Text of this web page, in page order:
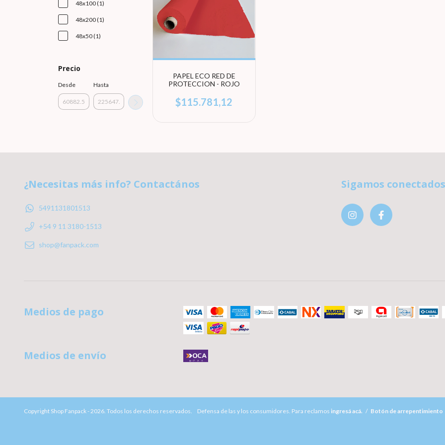
48x100 (1)
48x200 (1)
48x50 (1)
Precio
Desde Hasta
PAPEL ECO RED DE
PROTECCION - ROJO
$115.781,12
¿Necesitas más info? Contactános
5491131801513
+54 9 11 3180-1513
shop@fanpack.com
Sigamos conectados
Medios de pago
Medios de envío
Copyright Shop Fanpack - 2026. Todos los derechos reservados. Defensa de las y los consumidores. Para reclamos ingresá acá. / Botón de arrepentimiento